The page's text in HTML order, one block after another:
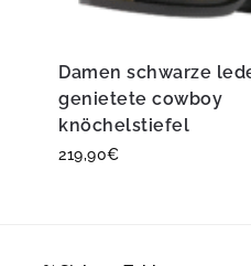
Damen schwarze
genietete cowboy
knöchelstiefel
219,90€